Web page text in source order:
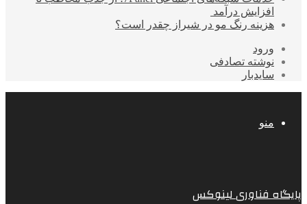
افزایش درآمد
هزینه رنگ مو در شیراز چقدر است؟
ورود
نوشته تصادفی
سایدبار
منو
پایگاه فناوری لینوکس